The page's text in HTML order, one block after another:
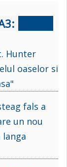
Hunter
oaselor si
fals a
un nou